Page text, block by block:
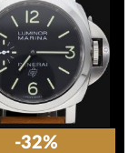
-32%